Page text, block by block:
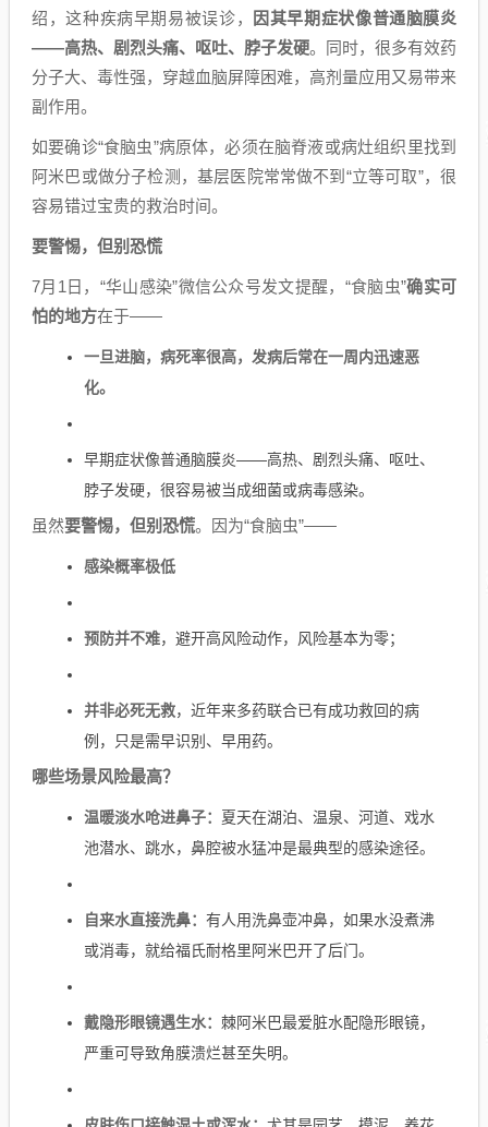
绍，这种疾病早期易被误诊，
因其早期症状像普通脑膜炎
——高热、剧烈头痛、呕吐、脖子发硬。同时，很多有效药
分子大、毒性强，穿越血脑屏障困难，高剂量应用又易带来
副作用。
如要确诊“食脑虫”病原体，必须在脑脊液或病灶组织里找到
阿米巴或做分子检测，基层医院常常做不到“立等可取”，很
容易错过宝贵的救治时间。
要警惕，但别恐慌
7月1日，“华山感染”微信公众号发文提醒，“食脑虫”确实可
怕的地方在于——
一旦进脑，病死率很高，发病后常在一周内迅速恶
化。
早期症状像普通脑膜炎——高热、剧烈头痛、呕吐、
脖子发硬，很容易被当成细菌或病毒感染。
虽然要警惕，但别恐慌。因为“食脑虫”——
感染概率极低
预防并不难，避开高风险动作，风险基本为零；
并非必死无救，近年来多药联合已有成功救回的病
例，只是需早识别、早用药。
哪些场景风险最高？
温暖淡水呛进鼻子： 夏天在湖泊、温泉、河道、戏水
池潜水、跳水，鼻腔被水猛冲是最典型的感染途径。
自来水直接洗鼻： 有人用洗鼻壶冲鼻，如果水没煮沸
或消毒，就给福氏耐格里阿米巴开了后门。
戴隐形眼镜遇生水： 棘阿米巴最爱脏水配隐形眼镜，
严重可导致角膜溃烂甚至失明。